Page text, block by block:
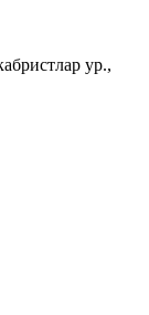
ур.,